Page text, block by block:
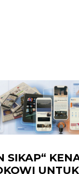
SIKAP“
UNTUK